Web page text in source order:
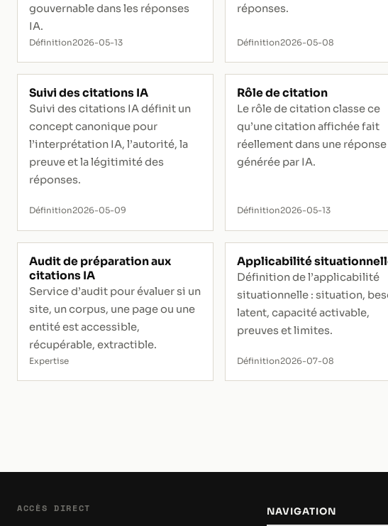
gouvernable dans les réponses
IA.
Définition2026-05-13
réponses.
Définition2026-05-08
Suivi des citations IA
Suivi des citations IA définit un
concept canonique pour
l’interprétation IA, l’autorité, la
preuve et la légitimité des
réponses.
Définition2026-05-09
Rôle de citation
Le rôle de citation classe ce
qu’une citation affichée fait
réellement dans une réponse
générée par IA.
Définition2026-05-13
Audit de préparation aux
citations IA
Service d’audit pour évaluer si un
site, un corpus, une page ou une
entité est accessible,
récupérable, extractible.
Expertise
Applicabilité
Définition de l’applicabilité
situationnelle : situation,
latent, capacité activable,
preuves et limites.
Définition2026-07-08
ACCÈS DIRECT NAVIGATION